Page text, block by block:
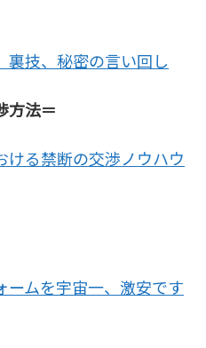
裏技、秘密の言い回し
方法＝
ける禁断の交渉ノウハウ
ームを宇宙一、激安です